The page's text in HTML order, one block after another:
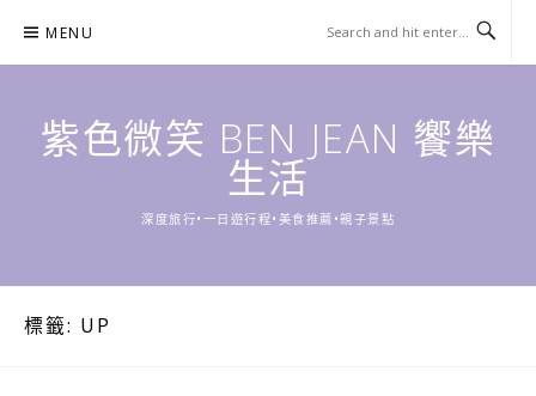
content
MENU
紫色微笑 BEN JEAN 饗樂
生活
深度旅行•一日遊行程•美食推薦•親子景點
標籤: UP